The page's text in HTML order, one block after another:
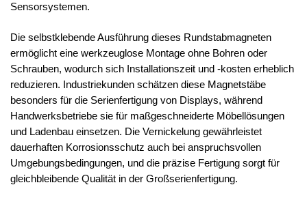
Sensorsystemen.
Die selbstklebende Ausführung dieses Rundstabmagneten
ermöglicht eine werkzeuglose Montage ohne Bohren oder
Schrauben, wodurch sich Installationszeit und -kosten erheblich
reduzieren. Industriekunden schätzen diese Magnetstäbe
besonders für die Serienfertigung von Displays, während
Handwerksbetriebe sie für maßgeschneiderte Möbellösungen
und Ladenbau einsetzen. Die Vernickelung gewährleistet
dauerhaften Korrosionsschutz auch bei anspruchsvollen
Umgebungsbedingungen, und die präzise Fertigung sorgt für
gleichbleibende Qualität in der Großserienfertigung.